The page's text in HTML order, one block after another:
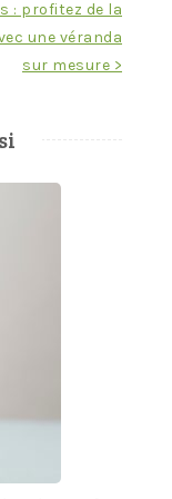
: profitez de la
une véranda
sur mesure >